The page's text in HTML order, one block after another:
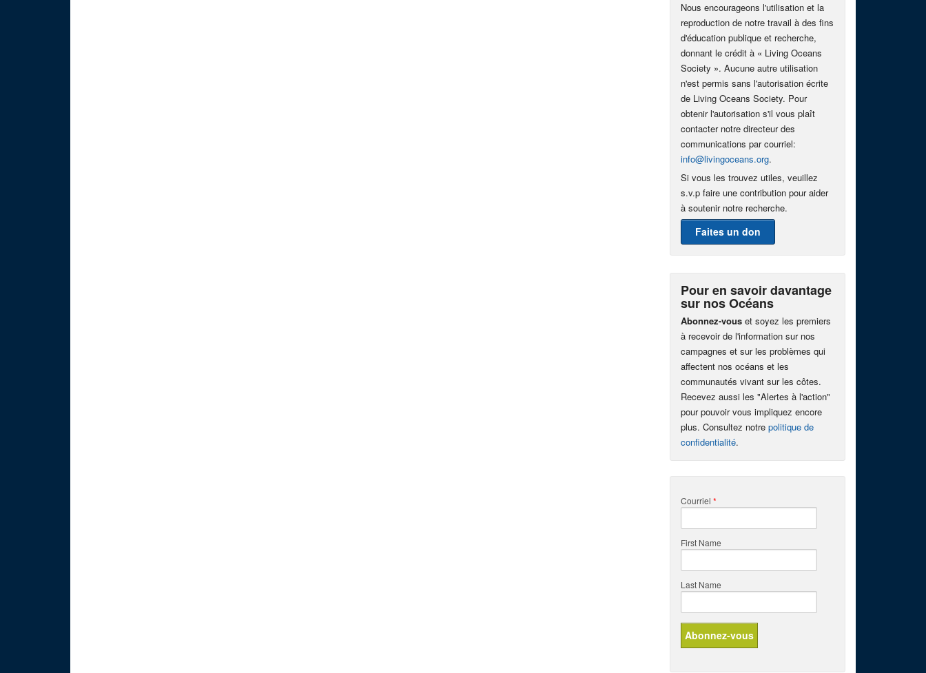
Nous encourageons l'utilisation et la
reproduction de notre travail à des fins
d'éducation publique et recherche,
donnant le crédit à « Living Oceans
Society ». Aucune autre utilisation
n'est permis sans l'autorisation écrite
de Living Oceans Society. Pour
obtenir l'autorisation s'il vous plaît
contacter notre directeur des
communications par courriel:
info@livingoceans.org.
Si vous les trouvez utiles, veuillez
s.v.p faire une contribution pour aider
à soutenir notre recherche.
Faites un don
Pour en savoir davantage
sur nos Océans
Abonnez-vous et soyez les premiers
à recevoir de l'information sur nos
campagnes et sur les problèmes qui
affectent nos océans et les
communautés vivant sur les côtes.
Recevez aussi les "Alertes à l'action"
pour pouvoir vous impliquez encore
plus. Consultez notre politique de
confidentialité.
Courriel *
First Name
Last Name